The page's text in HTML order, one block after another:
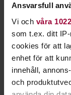
Ansvarsfull
Vi och våra
som t.ex. ditt
cookies för att
enhet för att
innehåll,
och
och tid för
Provet består
genomförs
surfplatta.
Jägarskolans
att bli godkänd.